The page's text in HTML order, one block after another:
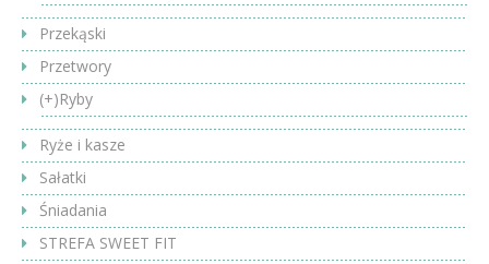
Przekąski
Przetwory
(+)Ryby
Ryże i kasze
Sałatki
Śniadania
STREFA SWEET FIT